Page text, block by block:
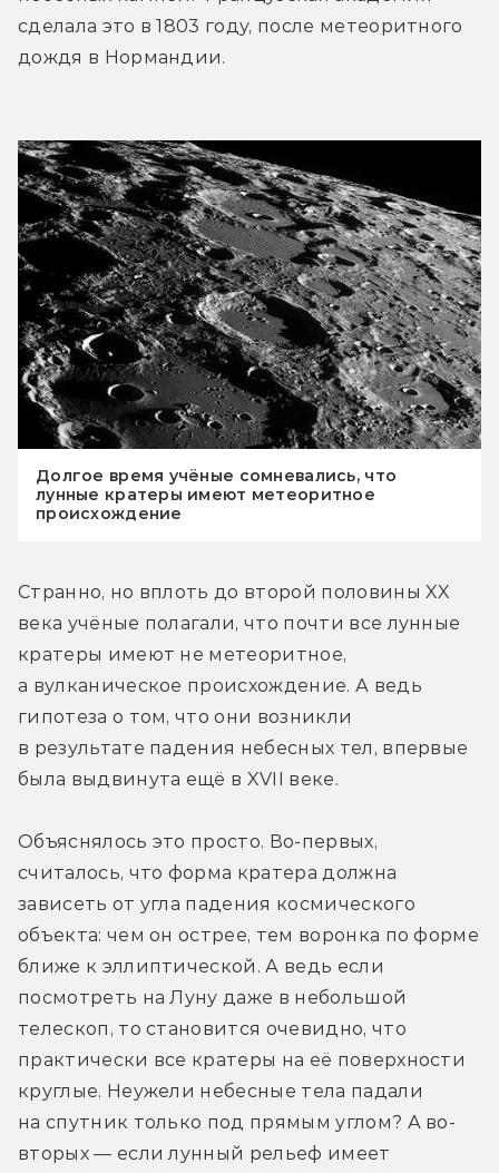
сделала это в 1803 году, после метеоритного
дождя в Нормандии.
Долгое время учёные сомневались, что
лунные кратеры имеют метеоритное
происхождение
Странно, но вплоть до второй половины XX
века учёные полагали, что почти все лунные
кратеры имеют не метеоритное,
а вулканическое происхождение. А ведь
гипотеза о том, что они возникли
в результате падения небесных тел, впервые
была выдвинута ещё в XVII веке.
Объяснялось это просто. Во-первых,
считалось, что форма кратера должна
зависеть от угла падения космического
объекта: чем он острее, тем воронка по форме
ближе к эллиптической. А ведь если
посмотреть на Луну даже в небольшой
телескоп, то становится очевидно, что
практически все кратеры на её поверхности
круглые. Неужели небесные тела падали
на спутник только под прямым углом? А во-
вторых — если лунный рельеф имеет